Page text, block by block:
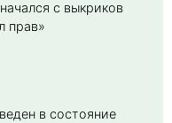
с выкриков
прав»
в состояние